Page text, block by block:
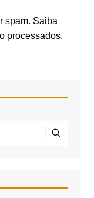
spam. Saiba
processados.